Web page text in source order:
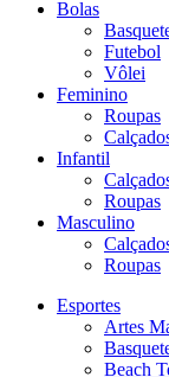
Bolas
Futebol
Vôlei
Feminino
Roupas
Infantil
Roupas
Masculino
Roupas
Esportes
Artes
Beach